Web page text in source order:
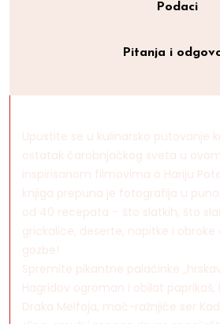
Podaci
Pitanja i
Upustite se u kulinarsko putovanje
ostatak čarobnjačkog sveta u
inspirisanom filmovima o Hariju
knjiga prepuna je fotografija u
od 40 recepata – što slatkih, što
grickalice, deserte, napitke i
gozbe!
Spremite pikantne palačinke
Hagridov ogroman i obilat
Draka Melfoja, mač-ražnjiće ser